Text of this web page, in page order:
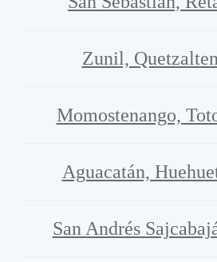
Zunil,
Momostenango,
Aguacatán,
San Andrés